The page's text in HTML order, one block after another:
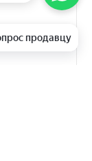
продавцу